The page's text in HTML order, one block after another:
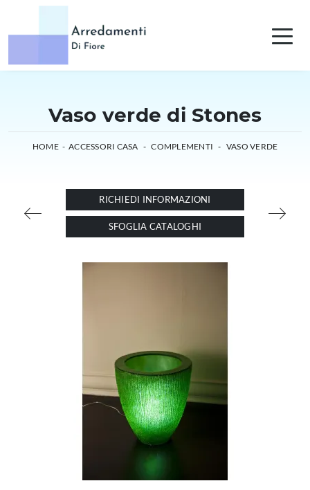
Vaso verde di Stones
HOME - ACCESSORI CASA - COMPLEMENTI - VASO VERDE
RICHIEDI INFORMAZIONI
SFOGLIA CATALOGHI